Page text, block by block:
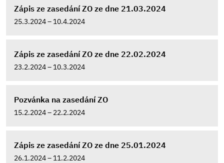
Zápis ze zasedání ZO ze dne 21.03.2024
25.3.2024 – 10.4.2024
Zápis ze zasedání ZO ze dne 22.02.2024
23.2.2024 – 10.3.2024
Pozvánka na zasedání ZO
15.2.2024 – 22.2.2024
Zápis ze zasedání ZO ze dne 25.01.2024
26.1.2024 – 11.2.2024